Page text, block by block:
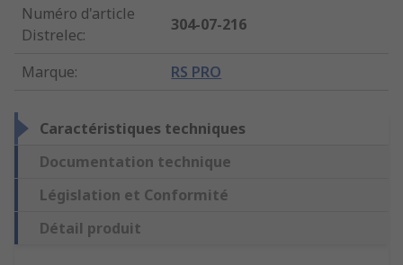
Numéro d'article
Distrelec:
304-07-216
Marque: RS PRO
Caractéristiques techniques
Documentation technique
Législation et Conformité
Détail produit